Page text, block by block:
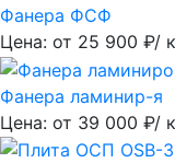
Фанера ФСФ
Цена: от 25 900 ₽/
Фанера ламинир-я
Цена: от 39 000 ₽/